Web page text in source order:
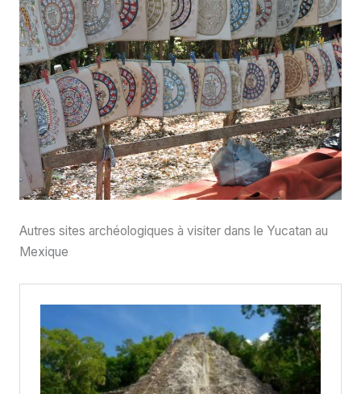
Autres sites archéologiques à visiter dans le Yucatan au
Mexique